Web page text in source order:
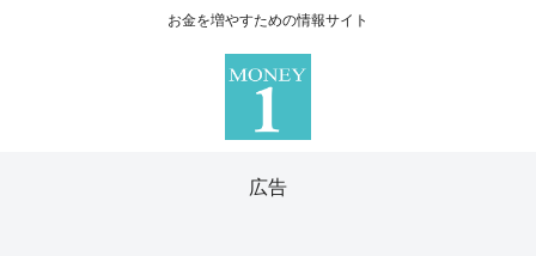
お金を増やすための情報サイト
広告